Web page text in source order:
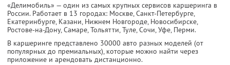
«Делимобиль» — один из самых крупных сервисов каршеринга в
России. Работает в 13 городах: Москве, Санкт-Петербурге,
Екатеринбурге, Казани, Нижнем Новгороде, Новосибирске,
Ростове-на-Дону, Самаре, Тольятти, Туле, Сочи, Уфе, Перми.
В каршеринге представлено 30000 авто разных моделей (от
популярных до премиальных), которые можно найти через
приложение и арендовать дистанционно.